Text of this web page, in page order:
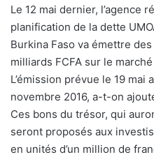
Le 12 mai dernier, l’agence
planification de la dette
Burkina Faso va émettre
milliards FCFA sur le marché
L’émission prévue le 19 mai
novembre 2016, a-t-on
Ces bons du trésor, qui
seront proposés aux
en unités d’un million de